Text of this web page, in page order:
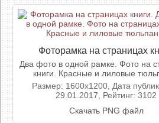
Фоторамка на страницах
Два фото в одной рамке. Фото на
книги. Красные и лиловые
Размер: 1600x1200, Дата
29.01.2017, Рейтинг: 3102
Скачать PNG файл